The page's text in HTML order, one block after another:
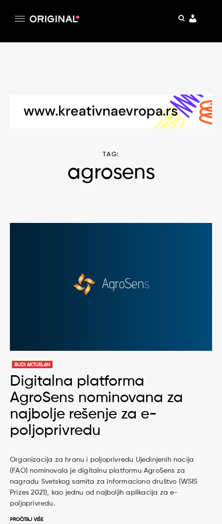
pretraga
TAG:
agrosens
BUDI AKTUELAN
Digitalna platforma
AgroSens nominovana za
najbolje rešenje za e-
poljoprivredu
Organizacija za hranu i poljoprivredu Ujedinjenih nacija
(FAO) nominovala je digitalnu platformu AgroSens za
nagradu Svetskog samita za informaciono društvo (WSIS
Prizes 2021), kao jednu od najboljih aplikacija za e-
poljoprivredu.
PROČITAJ VIŠE